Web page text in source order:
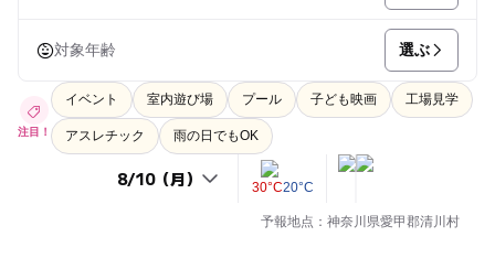
対象年齢 選ぶ
注目！
イベント 室内遊び場 プール 子ども映画 工場見学
アスレチック 雨の日でもOK
30°C20°C
予報地点：神奈川県愛甲郡清川村